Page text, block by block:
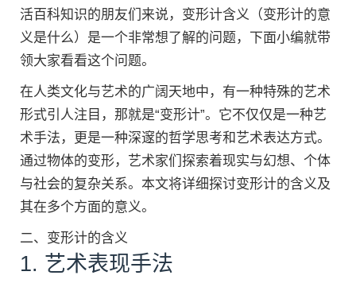
活百科知识的朋友们来说，变形计含义（变形计的意
义是什么）是一个非常想了解的问题，下面小编就带
领大家看看这个问题。
在人类文化与艺术的广阔天地中，有一种特殊的艺术
形式引人注目，那就是“变形计”。它不仅仅是一种艺
术手法，更是一种深邃的哲学思考和艺术表达方式。
通过物体的变形，艺术家们探索着现实与幻想、个体
与社会的复杂关系。本文将详细探讨变形计的含义及
其在多个方面的意义。
二、变形计的含义
1. 艺术表现手法